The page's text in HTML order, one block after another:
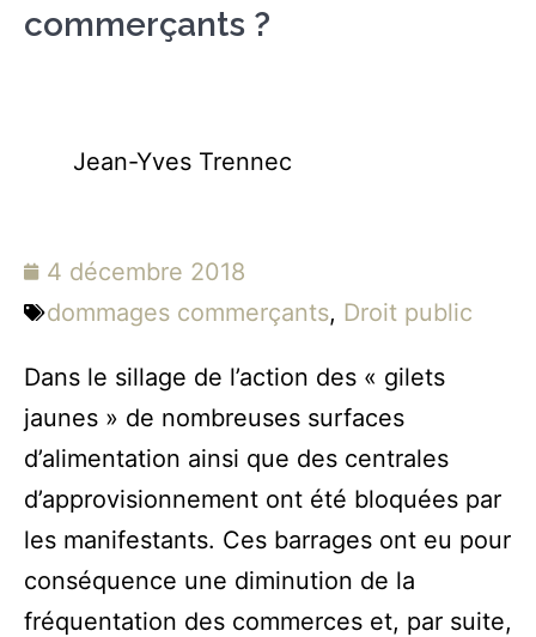
commerçants ?
Jean-Yves Trennec
4 décembre 2018
dommages commerçants, Droit public
Dans le sillage de l’action des « gilets
jaunes » de nombreuses surfaces
d’alimentation ainsi que des centrales
d’approvisionnement ont été bloquées par
les manifestants. Ces barrages ont eu pour
conséquence une diminution de la
fréquentation des commerces et, par suite,